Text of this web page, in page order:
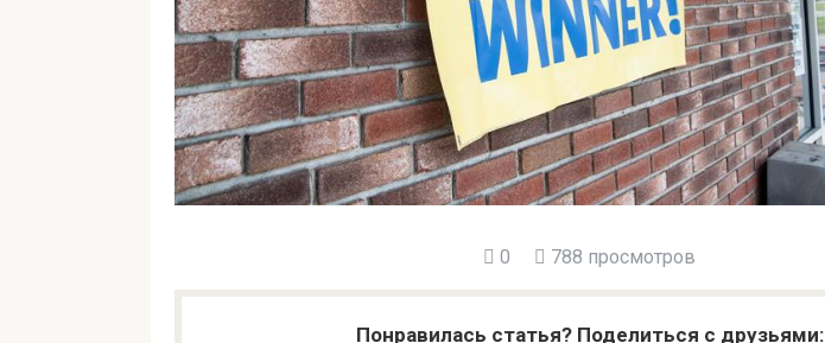
0 788 просмотров
Понравилась статья? Поделиться с друзьями: